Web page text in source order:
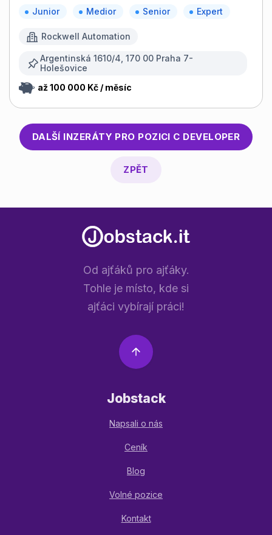
Junior Medior Senior Expert
Rockwell Automation
Argentinská 1610/4, 170 00 Praha 7-
Holešovice
až 100 000 Kč / měsíc
DALŠÍ INZERÁTY PRO POZICI C DEVELOPER
ZPĚT
Od ajťáků pro ajťáky.
Tohle je místo, kde si
ajťáci vybírají práci!
Jobstack
Napsali o nás
Ceník
Blog
Volné pozice
Kontakt